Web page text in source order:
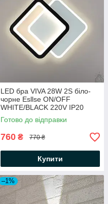
LED бра VIVA 28W 2S біло-
чорне Esllse ON/OFF
WHITE/BLACK 220V IP20
настінний світильник "два
ромба" 250×200×40мм
Готово до відправки
760 ₴ 770 ₴
Купити
–1%